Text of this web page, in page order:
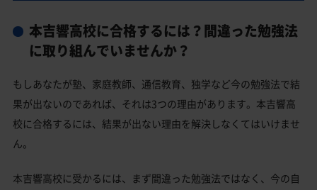
本吉響高校の所在地・アクセス
本吉響高校と偏差値が近い公立高校一覧
気仙沼市の他の公立高校
本吉響高校に合格するには？間違った勉強法
に取り組んでいませんか？
もしあなたが塾、家庭教師、通信教育、独学など今の勉強法で結
果が出ないのであれば、それは3つの理由があります。本吉響高
校に合格するには、結果が出ない理由を解決しなくてはいけませ
ん。
本吉響高校に受かるには、まず間違った勉強法ではなく、今の自